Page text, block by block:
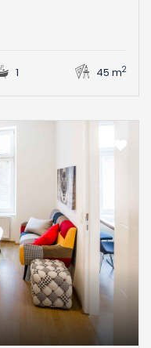
1 45 m2